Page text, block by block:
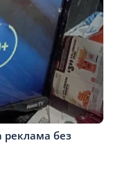
реклама без